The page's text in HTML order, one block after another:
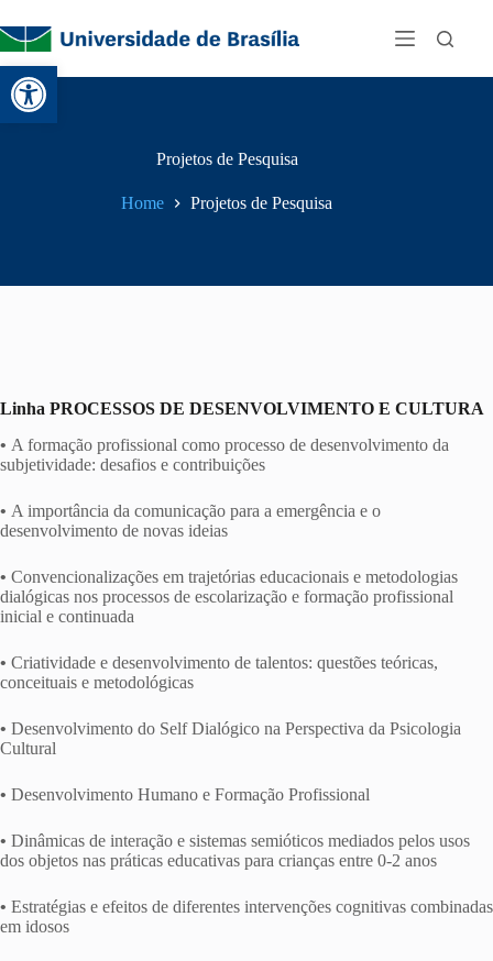
Abrir a barra de ferramentas
Projetos de Pesquisa
Home Projetos de Pesquisa
Linha PROCESSOS DE DESENVOLVIMENTO E CULTURA
• A formação profissional como processo de desenvolvimento da
subjetividade: desafios e contribuições
• A importância da comunicação para a emergência e o
desenvolvimento de novas ideias
• Convencionalizações em trajetórias educacionais e metodologias
dialógicas nos processos de escolarização e formação profissional
inicial e continuada
• Criatividade e desenvolvimento de talentos: questões teóricas,
conceituais e metodológicas
• Desenvolvimento do Self Dialógico na Perspectiva da Psicologia
Cultural
• Desenvolvimento Humano e Formação Profissional
• Dinâmicas de interação e sistemas semióticos mediados pelos usos
dos objetos nas práticas educativas para crianças entre 0-2 anos
• Estratégias e efeitos de diferentes intervenções cognitivas combinadas
em idosos